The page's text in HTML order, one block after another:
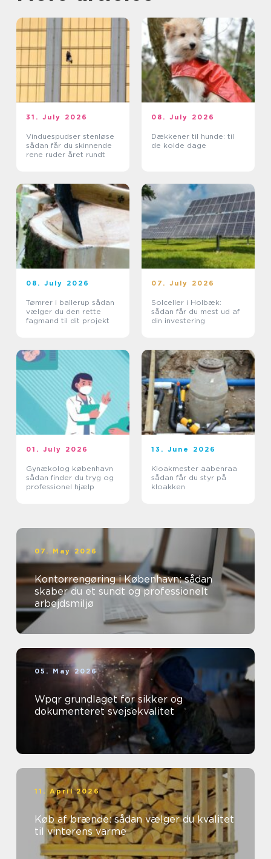
31. July 2026
Vinduespudser stenløse
sådan får du skinnende
rene ruder året rundt
08. July 2026
Dækkener til hunde: til
de kolde dage
08. July 2026
Tømrer i ballerup sådan
vælger du den rette
fagmand til dit projekt
07. July 2026
Solceller i Holbæk:
sådan får du mest ud af
din investering
01. July 2026
Gynækolog københavn
sådan finder du tryg og
professionel hjælp
13. June 2026
Kloakmester aabenraa
sådan får du styr på
kloakken
07. May 2026
Kontorrengøring i København: sådan
skaber du et sundt og professionelt
arbejdsmiljø
05. May 2026
Wpqr grundlaget for sikker og
dokumenteret svejsekvalitet
11. April 2026
Køb af brænde: sådan vælger du kvalitet
til vinterens varme